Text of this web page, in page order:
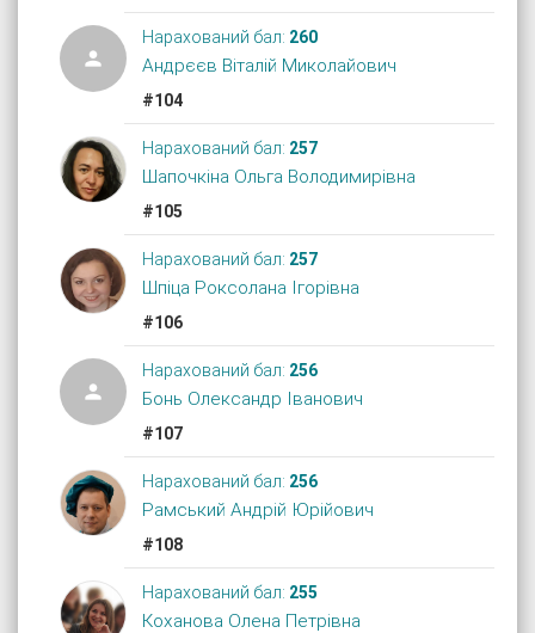

Нарахований бал: 260
Андрєєв Віталій Миколайович
#104
Нарахований бал: 257
Шапочкіна Ольга Володимирівна
#105
Нарахований бал: 257
Шпіца Роксолана Ігорівна
#106

Нарахований бал: 256
Бонь Олександр Іванович
#107
Нарахований бал: 256
Рамський Андрій Юрійович
#108
Нарахований бал: 255
Коханова Олена Петрівна